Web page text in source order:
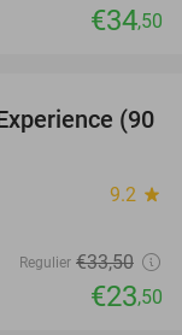
€34,50
30%
(90
9.2 star
Regulier €33,50
€23,50